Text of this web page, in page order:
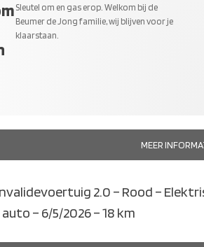
Sleutel om en gas erop. Welkom bij de
Beumer de Jong familie, wij blijven voor je
klaarstaan.
MEER
2.0 – Rood –
– 6/5/2026 – 18 km